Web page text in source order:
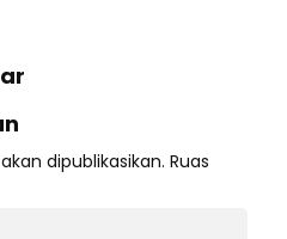
dipublikasikan. Ruas